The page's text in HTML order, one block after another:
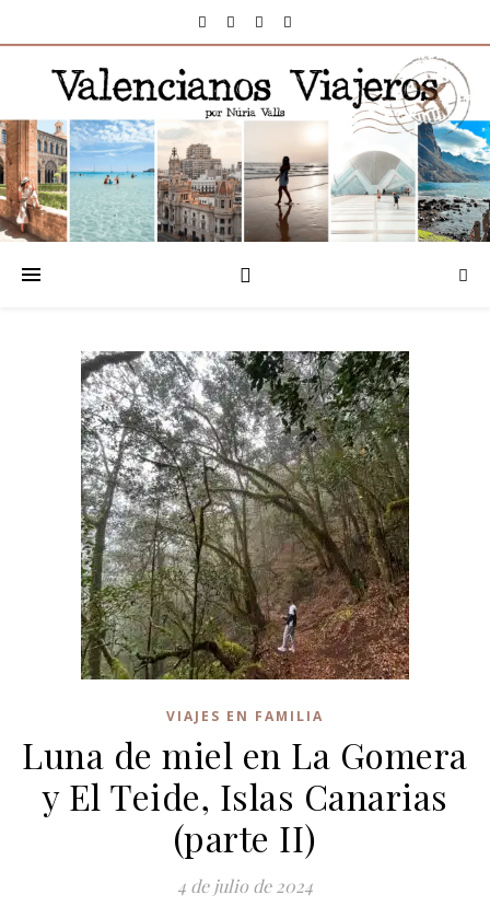
VIAJES EN FAMILIA
Luna de miel en La Gomera
y El Teide, Islas Canarias
(parte II)
4 de julio de 2024